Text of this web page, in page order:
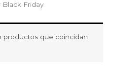
Friday
productos que coincidan